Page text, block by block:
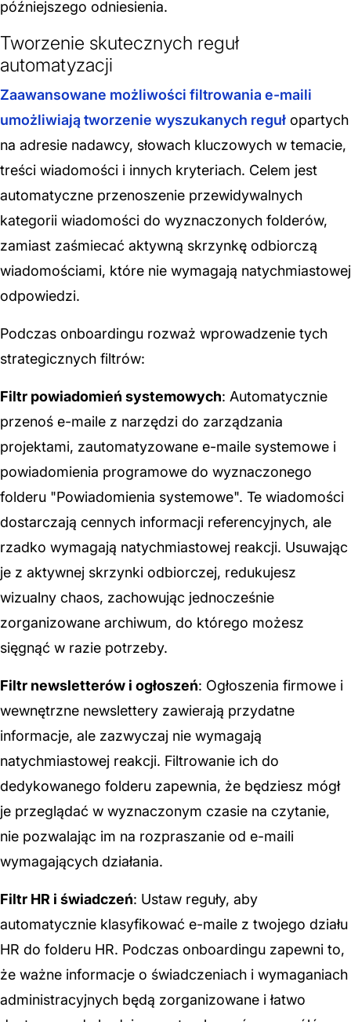
późniejszego odniesienia.
Tworzenie skutecznych reguł
automatyzacji
Zaawansowane możliwości filtrowania e-maili
umożliwiają tworzenie wyszukanych reguł opartych
na adresie nadawcy, słowach kluczowych w temacie,
treści wiadomości i innych kryteriach. Celem jest
automatyczne przenoszenie przewidywalnych
kategorii wiadomości do wyznaczonych folderów,
zamiast zaśmiecać aktywną skrzynkę odbiorczą
wiadomościami, które nie wymagają natychmiastowej
odpowiedzi.
Podczas onboardingu rozważ wprowadzenie tych
strategicznych filtrów:
Filtr powiadomień systemowych: Automatycznie
przenoś e-maile z narzędzi do zarządzania
projektami, zautomatyzowane e-maile systemowe i
powiadomienia programowe do wyznaczonego
folderu "Powiadomienia systemowe". Te wiadomości
dostarczają cennych informacji referencyjnych, ale
rzadko wymagają natychmiastowej reakcji. Usuwając
je z aktywnej skrzynki odbiorczej, redukujesz
wizualny chaos, zachowując jednocześnie
zorganizowane archiwum, do którego możesz
sięgnąć w razie potrzeby.
Filtr newsletterów i ogłoszeń: Ogłoszenia firmowe i
wewnętrzne newslettery zawierają przydatne
informacje, ale zazwyczaj nie wymagają
natychmiastowej reakcji. Filtrowanie ich do
dedykowanego folderu zapewnia, że będziesz mógł
je przeglądać w wyznaczonym czasie na czytanie,
nie pozwalając im na rozpraszanie od e-maili
wymagających działania.
Filtr HR i świadczeń: Ustaw reguły, aby
automatycznie klasyfikować e-maile z twojego działu
HR do folderu HR. Podczas onboardingu zapewni to,
że ważne informacje o świadczeniach i wymaganiach
administracyjnych będą zorganizowane i łatwo